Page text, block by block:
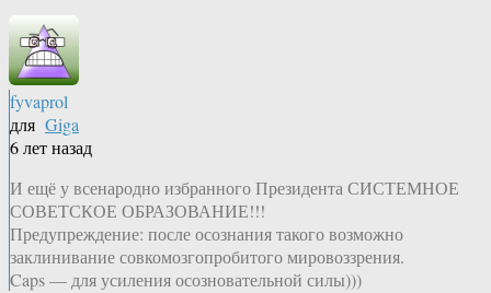
fyvaprol
для Giga
6 лет назад
И ещё у всенародно избранного Президента СИСТЕМНОЕ
СОВЕТСКОЕ ОБРАЗОВАНИЕ!!!
Предупреждение: после осознания такого возможно
заклинивание совкомозгопробитого мировоззрения.
Caps — для усиления осозновательной силы)))